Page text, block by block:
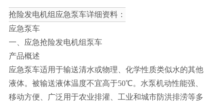
抢险发电机组应急泵车详细资料：
应急泵车
一、应急抢险发电机组泵车
产品概述
应急泵车适用于输送清水或物理、化学性质类似水的其他
液体。被输送液体温度不宜高于50℃。水泵机动性能强、
移动方便、广泛用于农业排灌、工业和城市防洪排涝等多